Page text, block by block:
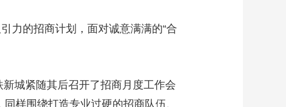
力的招商计划，面对诚意满满的“合
城紧随其后召开了招商月度工作会
样围绕打造专业过硬的招商队伍、